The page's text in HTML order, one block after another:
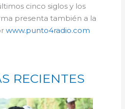
cinco siglos y los
presenta también a la
www.punto4radio.com
RECIENTES